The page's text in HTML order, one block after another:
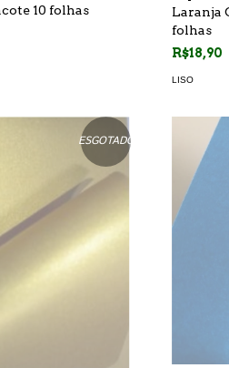
10 folhas
Laranja
folhas
R$18,90
LISO
ESGOTADO